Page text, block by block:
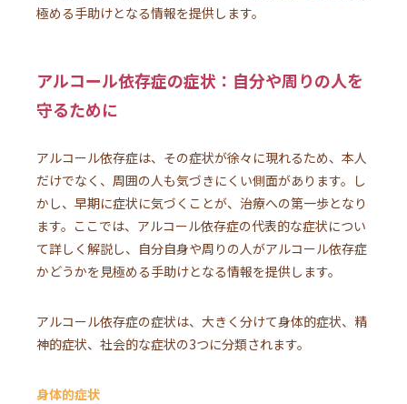
極める手助けとなる情報を提供します。
アルコール依存症の症状：自分や周りの人を
守るために
アルコール依存症は、その症状が徐々に現れるため、本人
だけでなく、周囲の人も気づきにくい側面があります。し
かし、早期に症状に気づくことが、治療への第一歩となり
ます。ここでは、アルコール依存症の代表的な症状につい
て詳しく解説し、自分自身や周りの人がアルコール依存症
かどうかを見極める手助けとなる情報を提供します。
アルコール依存症の症状は、大きく分けて身体的症状、精
神的症状、社会的な症状の3つに分類されます。
身体的症状